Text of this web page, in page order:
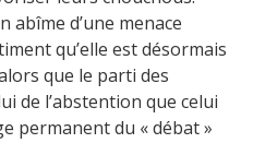
abîme d’une menace
qu’elle est désormais
que le parti des
de l’abstention que celui
permanent du « débat »